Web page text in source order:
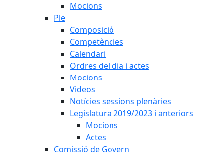
Mocions
Ple
Composició
Competències
Calendari
Ordres del dia i actes
Mocions
Videos
Notícies sessions plenàries
Legislatura 2019/2023 i anteriors
Mocions
Actes
Comissió de Govern